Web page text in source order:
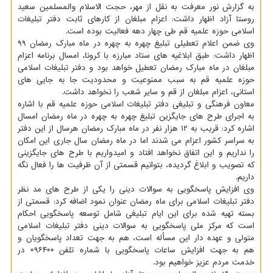
به گزارش نور معرفت به نقل از مهر، حجت الاسلام والمسلمین سعید
روستا آزاد اظهار داشت: اعزام مبلغان از كارهای ثابت دفتر تبلیغات
اسلامی حوزه علمیه قم طی چهار دهه فعالیت بوده است.
وی ضمن اعلام تعطیلی تبلیغ چهره به چهره در ماه مبارك رمضان ۹۹
اظهار داشت: طبق ابلاغیه های ستاد مبارزه با كرونا، امسال برنامه اعزام
مبلغان در ماه مبارك رمضان تعطیل خواهد بود و دفتر تبلیغات اسلامی
حوزه علمیه قم به سبب ممنوعیت و محدودیت جا به جایی های
استانی، اعزام مبلغان از قم و سایر شعب را نخواهد داشت.
معاون فرهنگی و تبلیغی دفتر تبلیغات اسلامی حوزه علمیه قم با اشاره
به اجرای طرح های جایگزین تبلیغ چهره به چهره در ماه رمضان امسال
اشاره كرد: قریب به ۱۲ هزار نفر در ماه مبارك رمضان هرسال از این دفتر
به سراسر كشور اعزام می شدند اما در ماه رمضان سال جاری این امكان
را نداریم و این اتفاق نخواهد افتاد و امیدواریم با طرح های جایگزینی
كه تصویب و ابلاغ گردیده، بتوانیم قسمتی از آن ظرفیت ها را فعال نگه
داریم.
وی افزایش پاسخگویی به سوالات دینی را یكی از طرح های مد نظر
دفتر تبلیغات اسلامی برای ماه رمضان عنوان نمود اضافه كرد: قسمتی از
بسته تهیه شده برای این ایام تبلیغی شامل توسعه پاسخگویی احكام
است كه مركز ملی پاسخگویی به سوالات دینی دفتر تبلیغات اسلامی
متولی و عهده دار این مسأله است، هم به جهت تعداد پاسخگویان و
هم به جهت افزایش ساعات پاسخگویی با شماره تلفن ۰۹۶۴۰۰ در
خدمت مردم عزیز خواهیم بود.